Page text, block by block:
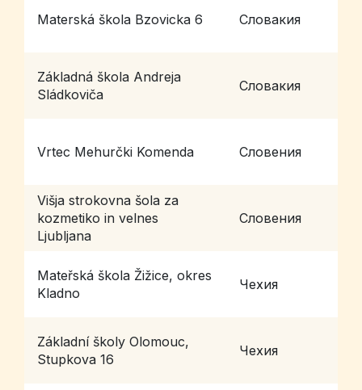
Materská škola Bzovicka 6 Словакия
Základná škola Andreja
Sládkoviča
Словакия
Vrtec Mehurčki Komenda Словения
Višja strokovna šola za
kozmetiko in velnes
Ljubljana
Словения
Mateřská škola Žižice, okres
Kladno
Чехия
Základní školy Olomouc,
Stupkova 16
Чехия